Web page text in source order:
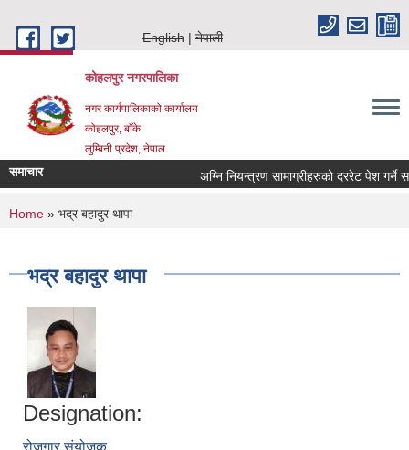
English
नेपाली
कोहलपुर नगरपालिका
नगर कार्यपालिकाको कार्यालय
कोहलपुर, बाँके
लुम्बिनी प्रदेश, नेपाल
समाचार
You are here
Home » भद्र बहादुर थापा
भद्र बहादुर थापा
Designation: